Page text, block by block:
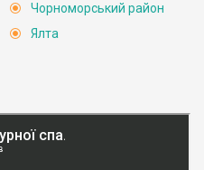
Чорноморський район
Ялта